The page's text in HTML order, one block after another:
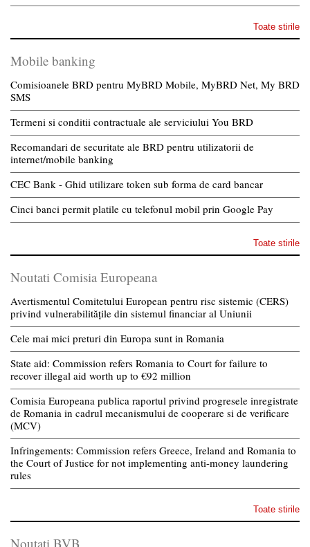
Toate stirile
Mobile banking
Comisioanele BRD pentru MyBRD Mobile, MyBRD Net, My BRD
SMS
Termeni si conditii contractuale ale serviciului You BRD
Recomandari de securitate ale BRD pentru utilizatorii de
internet/mobile banking
CEC Bank - Ghid utilizare token sub forma de card bancar
Cinci banci permit platile cu telefonul mobil prin Google Pay
Toate stirile
Noutati Comisia Europeana
Avertismentul Comitetului European pentru risc sistemic (CERS)
privind vulnerabilitățile din sistemul financiar al Uniunii
Cele mai mici preturi din Europa sunt in Romania
State aid: Commission refers Romania to Court for failure to
recover illegal aid worth up to €92 million
Comisia Europeana publica raportul privind progresele inregistrate
de Romania in cadrul mecanismului de cooperare si de verificare
(MCV)
Infringements: Commission refers Greece, Ireland and Romania to
the Court of Justice for not implementing anti-money laundering
rules
Toate stirile
Noutati BVB